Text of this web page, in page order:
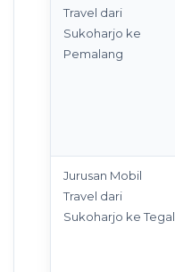
Travel dari
Sukoharjo ke
Pemalang
Jurusan Mobil
Travel dari
Sukoharjo ke Tegal